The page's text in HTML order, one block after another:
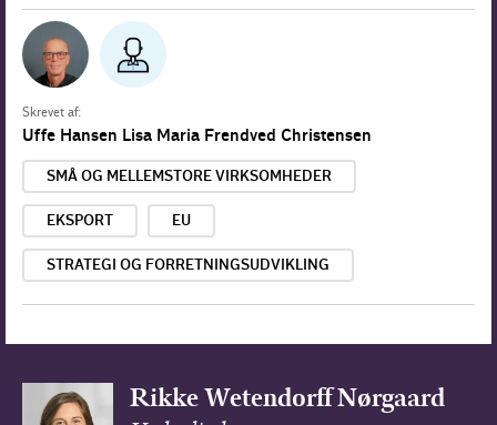
Skrevet af:
Uffe Hansen Lisa Maria Frendved Christensen
SMÅ OG MELLEMSTORE VIRKSOMHEDER
EKSPORT EU
STRATEGI OG FORRETNINGSUDVIKLING
Rikke Wetendorff Nørgaard